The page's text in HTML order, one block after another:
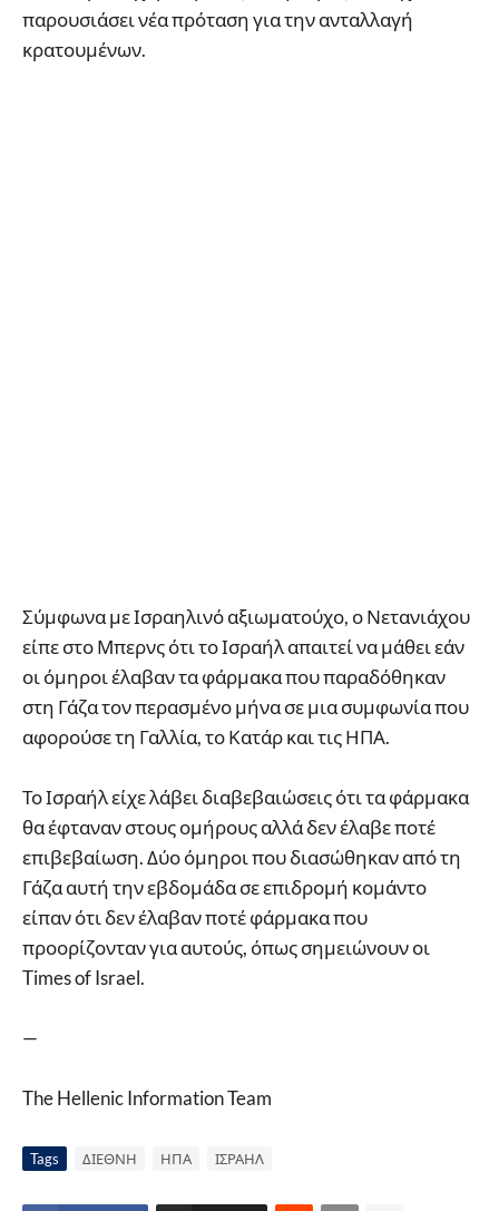
παρουσιάσει νέα πρόταση για την ανταλλαγή
κρατουμένων.
Σύμφωνα με Ισραηλινό αξιωματούχο, ο Νετανιάχου
είπε στο Μπερνς ότι το Ισραήλ απαιτεί να μάθει εάν
οι όμηροι έλαβαν τα φάρμακα που παραδόθηκαν
στη Γάζα τον περασμένο μήνα σε μια συμφωνία που
αφορούσε τη Γαλλία, το Κατάρ και τις ΗΠΑ.
Το Ισραήλ είχε λάβει διαβεβαιώσεις ότι τα φάρμακα
θα έφταναν στους ομήρους αλλά δεν έλαβε ποτέ
επιβεβαίωση. Δύο όμηροι που διασώθηκαν από τη
Γάζα αυτή την εβδομάδα σε επιδρομή κομάντο
είπαν ότι δεν έλαβαν ποτέ φάρμακα που
προορίζονταν για αυτούς, όπως σημειώνουν οι
Times of Israel.
—
The Hellenic Information Team
Tags ΔΙΕΘΝΗ ΗΠΑ ΙΣΡΑΗΛ